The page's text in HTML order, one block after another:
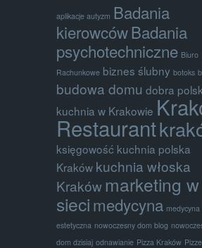
aplikacje autyzm Badania
kierowcówBadania
psychotechniczne Biuro
Rachunkowe biznes ślubny botoks
budowa domu dobra
kuchnia w Krakowie
Restaurant
księgowość kuchnia polska
Kraków kuchnia włoska
Krakówmarketing w
siecimedycyna medycyna
estetyczna nowoczesny dom blog
dom dzisiaj odnawianie Pizza Kraków